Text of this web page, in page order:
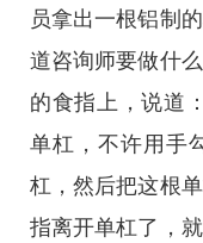
员拿出一根铝制
道咨询师要做什
的食指上，说道
单杠，不许用手
杠，然后把这根
指离开单杠了，